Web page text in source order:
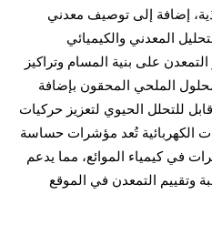
إضافة إلى توصيف معدني
المعدني والكيميائي
على بنية المسام وتراكيز
الملحي المحقون بإضافة
للتحلل الحيوي لتعزيز حركيات
الكهربائية تُعد مؤشرات حساسة
في كيمياء الموائع، مما يدعم
وتقييم التمعدن في الموقع